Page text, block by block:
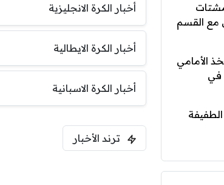
مع القسم
الأمامي
في
اودينيزي
8:00 م
أخبار الكرة الانجليزية
أخبار الكرة الايطالية
أخبار الكرة الاسبانية
ترند الأخبار